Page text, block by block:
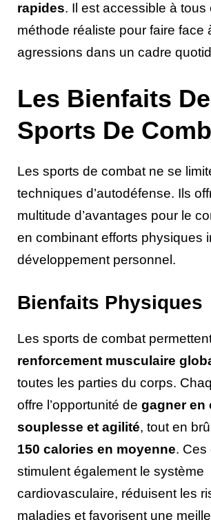
rapides. Il est accessible à tous
méthode réaliste pour faire face
agressions dans un cadre
Les Bienfaits
Sports De
Les sports de combat ne se
techniques d’autodéfense. Ils
multitude d’avantages pour le
en combinant efforts physiques
développement personnel.
Bienfaits Physiques
Les sports de combat
renforcement musculaire
toutes les parties du corps.
offre l’opportunité de gagner en
souplesse et agilité, tout en
150 calories en moyenne. Ces
stimulent également le système
cardiovasculaire, réduisent les
maladies et favorisent une